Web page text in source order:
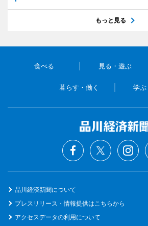
もっと見る
食べる 見る・遊ぶ
暮らす・働く 学ぶ
品川経済新聞について
プレスリリース・情報提供はこちらから
アクセスデータの利用について